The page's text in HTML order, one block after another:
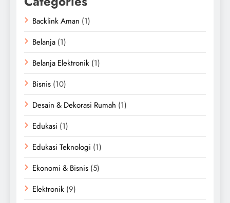
Backlink Aman (1)
Belanja (1)
Belanja Elektronik (1)
Bisnis (10)
Desain & Dekorasi Rumah (1)
Edukasi (1)
Edukasi Teknologi (1)
Ekonomi & Bisnis (5)
Elektronik (9)